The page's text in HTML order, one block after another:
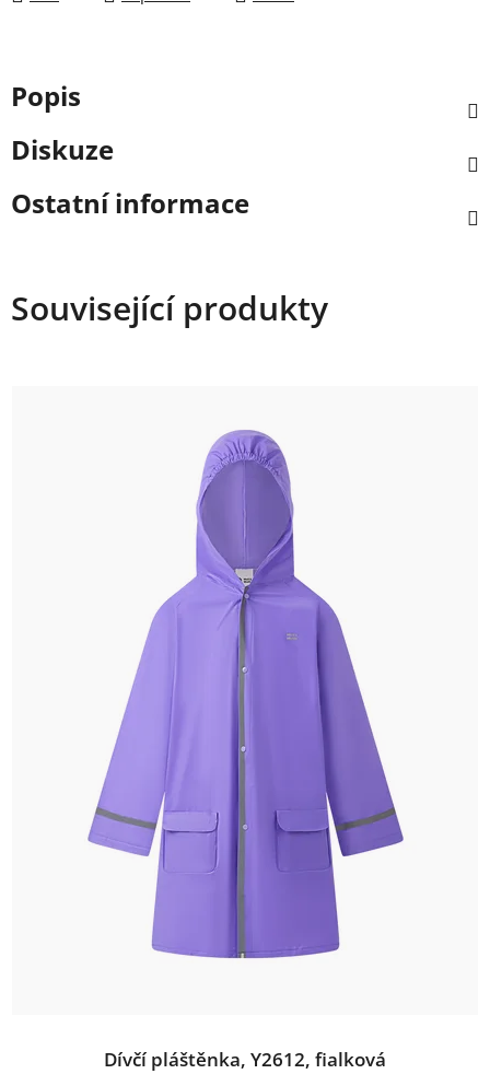
Popis
Diskuze
Ostatní informace
Související produkty
Dívčí pláštěnka, Y2612, fialková